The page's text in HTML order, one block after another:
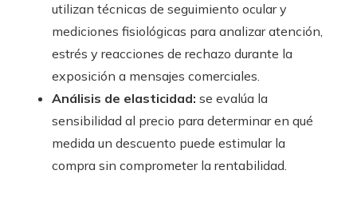
utilizan técnicas de seguimiento ocular y
mediciones fisiológicas para analizar atención,
estrés y reacciones de rechazo durante la
exposición a mensajes comerciales.
Análisis de elasticidad: se evalúa la
sensibilidad al precio para determinar en qué
medida un descuento puede estimular la
compra sin comprometer la rentabilidad.